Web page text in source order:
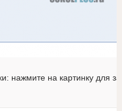
нажмите на картинку для